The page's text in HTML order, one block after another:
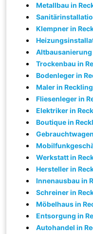
Metallbau in
Klempner in
Trockenbau in
Bodenleger in
Maler in
Fliesenleger in
Elektriker in
Boutique in
Werkstatt in
Hersteller in
Innenausbau in
Schreiner in
Möbelhaus in
Entsorgung in
Autohandel in